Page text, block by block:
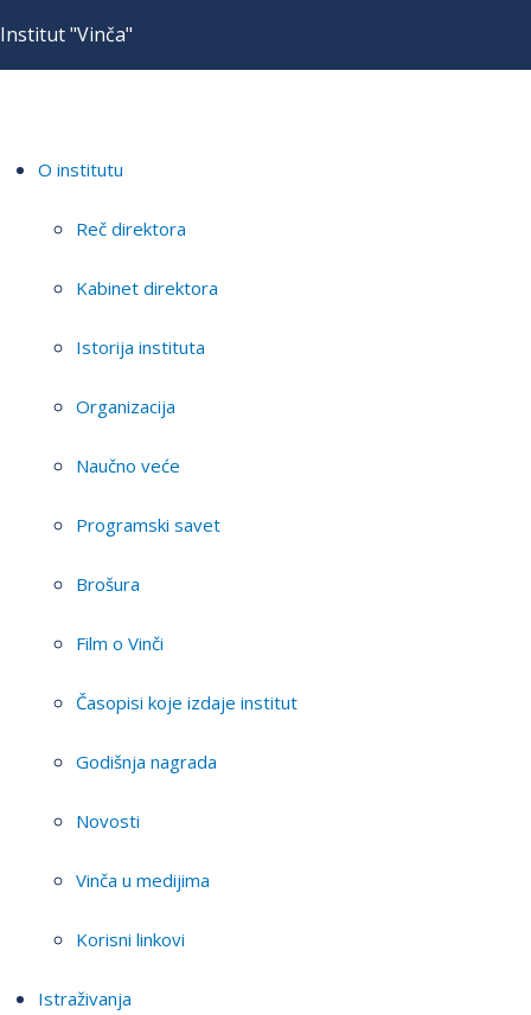
Institut "Vinča"
O institutu
Reč direktora
Kabinet direktora
Istorija instituta
Organizacija
Naučno veće
Programski savet
Brošura
Film o Vinči
Časopisi koje izdaje institut
Godišnja nagrada
Novosti
Vinča u medijima
Korisni linkovi
Istraživanja